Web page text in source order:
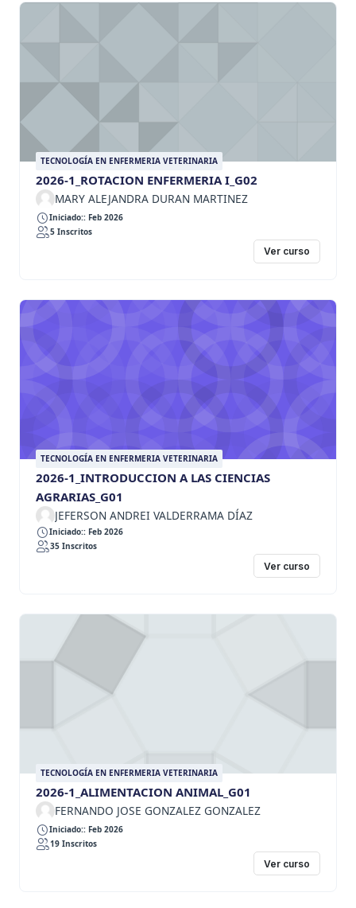
TECNOLOGÍA EN ENFERMERIA VETERINARIA
2026-1_ROTACION ENFERMERIA I_G02
MARY ALEJANDRA DURAN MARTINEZ
Iniciado:: Feb 2026
5 Inscritos
Ver curso
TECNOLOGÍA EN ENFERMERIA VETERINARIA
2026-1_INTRODUCCION A LAS CIENCIAS
AGRARIAS_G01
JEFERSON ANDREI VALDERRAMA DÍAZ
Iniciado:: Feb 2026
35 Inscritos
Ver curso
TECNOLOGÍA EN ENFERMERIA VETERINARIA
2026-1_ALIMENTACION ANIMAL_G01
FERNANDO JOSE GONZALEZ GONZALEZ
Iniciado:: Feb 2026
19 Inscritos
Ver curso